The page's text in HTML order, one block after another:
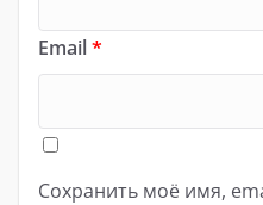
Email*
Сохранить моё имя,